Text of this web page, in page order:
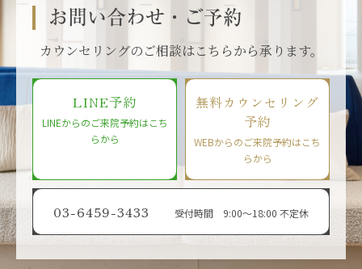
お問い合わせ・ご予約
カウンセリングのご相談はこちらから承ります。
LINE予約
LINEからのご来院予約はこち
らから
無料カウンセリング
予約
WEBからのご来院予約はこち
らから
03-6459-3433 受付時間 9:00〜18:00 不定休